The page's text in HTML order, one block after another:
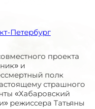
Петербург
проекта
и
полк
страшного
«Хабаровский
режиссера Татьяны